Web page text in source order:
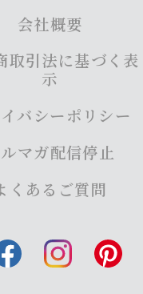
会社概要
取引法に基づく表
示
バシーポリシー
マガ配信停止
くあるご質問